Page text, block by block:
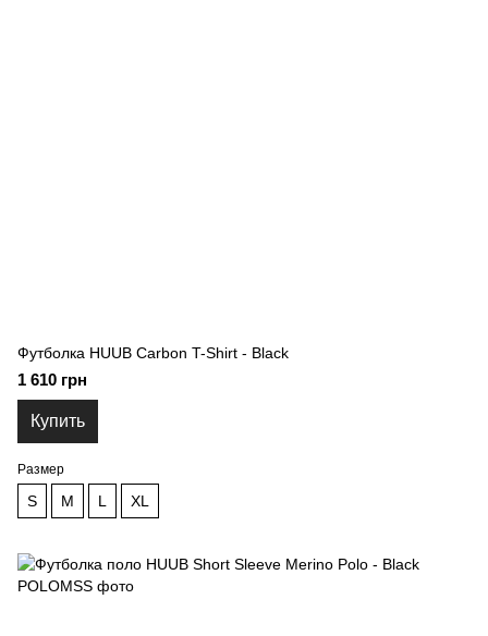
Футболка HUUB Carbon T-Shirt - Black
1 610 грн
Купить
Размер
S M L XL